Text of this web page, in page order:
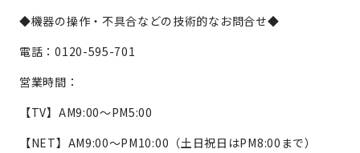
◆機器の操作・不具合などの技術的なお問合せ◆
電話：0120-595-701
営業時間：
【TV】AM9:00～PM5:00
【NET】AM9:00～PM10:00（土日祝日はPM8:00まで）